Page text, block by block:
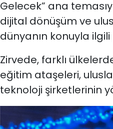
Gelecek” ana
dijital dönüşüm ve
dünyanın konuyla
Zirvede, farklı
eğitim ataşeleri,
teknoloji şirketlerinin